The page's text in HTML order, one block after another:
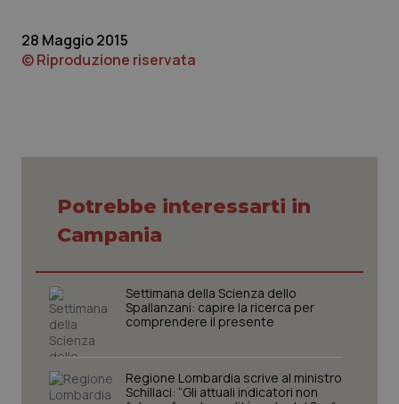
Piemonte
Sicilia
Toscana
Umbria
HIV
Malattia di Crohn & Rettocolite Ulcerosa
Neuroscienze & patologie neurodegenerative
Obesità
Oftalmologia
28 Maggio 2015
© Riproduzione riservata
Potrebbe interessarti in
Campania
Settimana della Scienza dello
Spallanzani: capire la ricerca per
comprendere il presente
Regione Lombardia scrive al ministro
Schillaci: “Gli attuali indicatori non